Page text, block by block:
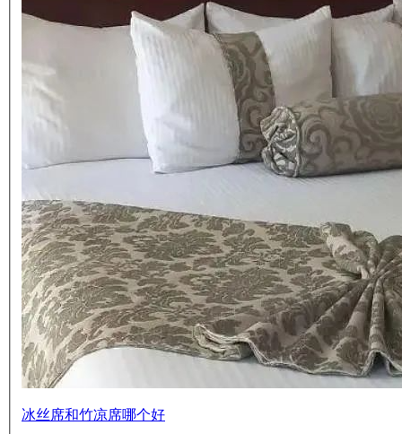
冰丝席和竹凉席哪个好